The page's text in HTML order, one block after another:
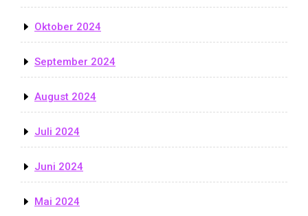
Oktober 2024
September 2024
August 2024
Juli 2024
Juni 2024
Mai 2024